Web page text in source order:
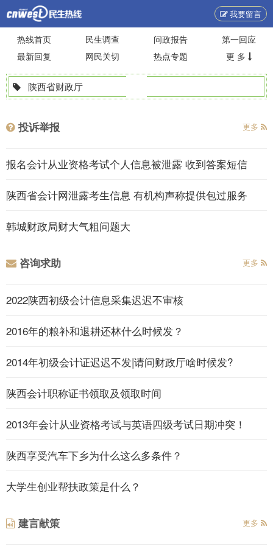
我要留言
热线首页 民生调查 问政报告
第一回应
最新回复
网民关切 热点专题 更 多
陕西省财政厅
投诉举报 更多
报名会计从业资格考试个人信息被泄露 收到答案短信
陕西省会计网泄露考生信息 有机构声称提供包过服务
韩城财政局财大气粗问题大
咨询求助 更多
2022陕西初级会计信息采集迟迟不审核
2016年的粮补和退耕还林什么时候发？
2014年初级会计证迟迟不发|请问财政厅啥时候发?
陕西会计职称证书领取及领取时间
2013年会计从业资格考试与英语四级考试日期冲突！
陕西享受汽车下乡为什么这么多条件？
大学生创业帮扶政策是什么？
建言献策 更多